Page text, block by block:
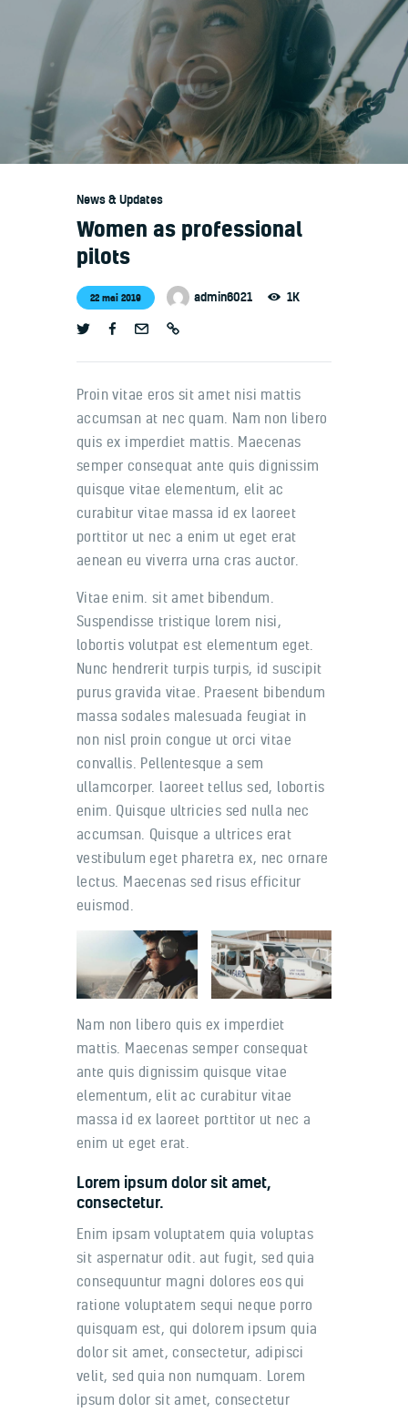
Accueil
Qui sommes nous
Notre flotte
Contacts
Portfolio
News & Updates
Women as professional
pilots
22 mai 2019 admin6021 1K
Proin vitae eros sit amet nisi mattis
accumsan at nec quam. Nam non libero
quis ex imperdiet mattis. Maecenas
semper consequat ante quis dignissim
quisque vitae elementum, elit ac
curabitur vitae massa id ex laoreet
porttitor ut nec a enim ut eget erat
aenean eu viverra urna cras auctor.
Vitae enim. sit amet bibendum.
Suspendisse tristique lorem nisi,
lobortis volutpat est elementum eget.
Nunc hendrerit turpis turpis, id suscipit
purus gravida vitae. Praesent bibendum
massa sodales malesuada feugiat in
non nisl proin congue ut orci vitae
convallis. Pellentesque a sem
ullamcorper. laoreet tellus sed, lobortis
enim. Quisque ultricies sed nulla nec
accumsan. Quisque a ultrices erat
vestibulum eget pharetra ex, nec ornare
lectus. Maecenas sed risus efficitur
euismod.
Nam non libero quis ex imperdiet
mattis. Maecenas semper consequat
ante quis dignissim quisque vitae
elementum, elit ac curabitur vitae
massa id ex laoreet porttitor ut nec a
enim ut eget erat.
Lorem ipsum dolor sit amet,
consectetur.
Enim ipsam voluptatem quia voluptas
sit aspernatur odit. aut fugit, sed quia
consequuntur magni dolores eos qui
ratione voluptatem sequi neque porro
quisquam est, qui dolorem ipsum quia
dolor sit amet, consectetur, adipisci
velit, sed quia non numquam. Lorem
ipsum dolor sit amet, consectetur